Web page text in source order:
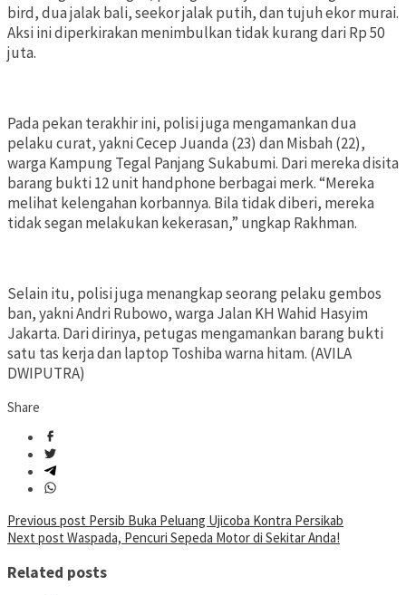
bird, dua jalak bali, seekor jalak putih, dan tujuh ekor murai.
Aksi ini diperkirakan menimbulkan tidak kurang dari Rp 50
juta.
Pada pekan terakhir ini, polisi juga mengamankan dua
pelaku curat, yakni Cecep Juanda (23) dan Misbah (22),
warga Kampung Tegal Panjang Sukabumi. Dari mereka disita
barang bukti 12 unit handphone berbagai merk. “Mereka
melihat kelengahan korbannya. Bila tidak diberi, mereka
tidak segan melakukan kekerasan,” ungkap Rakhman.
Selain itu, polisi juga menangkap seorang pelaku gembos
ban, yakni Andri Rubowo, warga Jalan KH Wahid Hasyim
Jakarta. Dari dirinya, petugas mengamankan barang bukti
satu tas kerja dan laptop Toshiba warna hitam. (AVILA
DWIPUTRA)
Share
Post
navigation
Previous post Persib Buka Peluang Ujicoba Kontra Persikab
Next post Waspada, Pencuri Sepeda Motor di Sekitar Anda!
Related posts